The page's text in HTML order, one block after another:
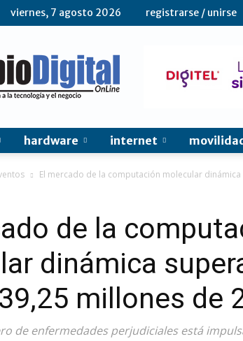
viernes, 7 agosto 2026 registrarse / unirse
CambioDigital
OnLine
hardware internet
El mercado de la computación molecular
de la
dinámica
millones de
de enfermedades perjudiciales está